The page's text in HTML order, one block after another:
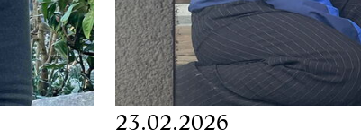
23.02.2026